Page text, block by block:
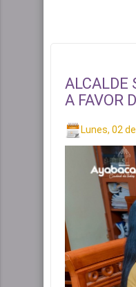
ALCALDE
A FAVOR
Lunes, 02